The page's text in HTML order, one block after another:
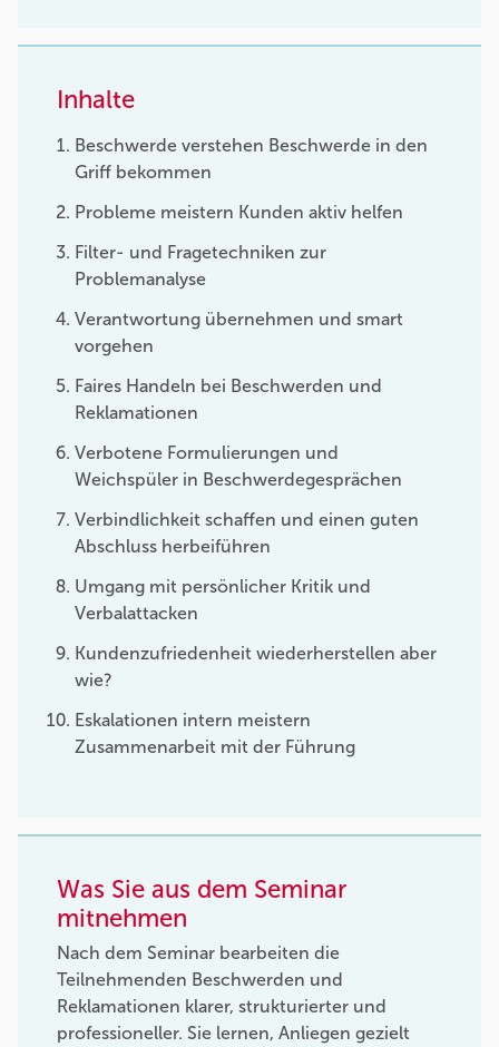
Inhalte
Beschwerde verstehen Beschwerde in den
Griff bekommen
Probleme meistern Kunden aktiv helfen
Filter- und Fragetechniken zur
Problemanalyse
Verantwortung übernehmen und smart
vorgehen
Faires Handeln bei Beschwerden und
Reklamationen
Verbotene Formulierungen und
Weichspüler in Beschwerdegesprächen
Verbindlichkeit schaffen und einen guten
Abschluss herbeiführen
Umgang mit persönlicher Kritik und
Verbalattacken
Kundenzufriedenheit wiederherstellen aber
wie?
Eskalationen intern meistern
Zusammenarbeit mit der Führung
Was Sie aus dem Seminar
mitnehmen
Nach dem Seminar bearbeiten die
Teilnehmenden Beschwerden und
Reklamationen klarer, strukturierter und
professioneller. Sie lernen, Anliegen gezielt